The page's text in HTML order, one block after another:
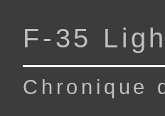
F‑35
Chronique